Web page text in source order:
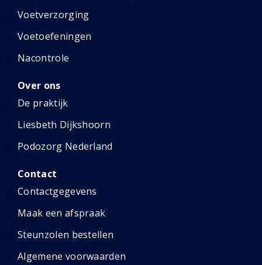
Voetverzorging
Voetoefeningen
Nacontrole
Over ons
De praktijk
Liesbeth Dijkshoorn
Podozorg Nederland
Contact
Contactgegevens
Maak een afspraak
Steunzolen bestellen
Algemene voorwaarden